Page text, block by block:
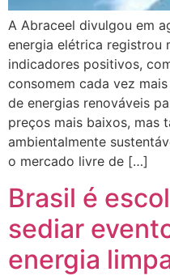
A Abraceel divulgou em
energia elétrica registrou
indicadores positivos,
consomem cada vez
de energias renováveis
preços mais baixos, mas
ambientalmente
o mercado livre de […]
Brasil é
sediar
energia